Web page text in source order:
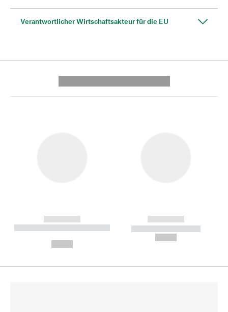
Verantwortlicher Wirtschaftsakteur für die EU
------------
----------- ----------- --------
------------
----------- -----------